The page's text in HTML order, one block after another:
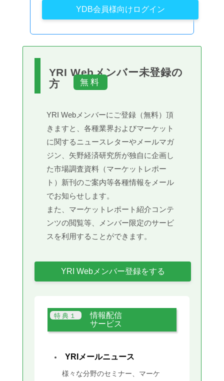
YDB会員様向けログイン
YRI Webメンバー未登録の
方
YRI Webメンバーにご登録（無料）頂
きますと、各種業界およびマーケット
に関するニュースレターやメールマガ
ジン、矢野経済研究所が独自に企画し
た市場調査資料（マーケットレポー
ト）新刊のご案内等各種情報をメール
でお知らせします。
また、マーケットレポート紹介コンテ
ンツの閲覧等、メンバー限定のサービ
スを利用することができます。
YRI Webメンバー登録をする
情報配信
サービス
YRIメールニュース
様々な分野のセミナー、マーケ